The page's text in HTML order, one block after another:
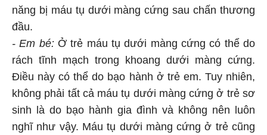
năng bị máu tụ dưới màng cứng sau chấn thương
đầu.
- Em bé:Ở trẻ máu tụ dưới màng cứng có thể do
rách tĩnh mạch trong khoang dưới màng cứng.
Điều này có thể do bạo hành ở trẻ em. Tuy nhiên,
không phải tất cả máu tụ dưới màng cứng ở trẻ sơ
sinh là do bạo hành gia đình và không nên luôn
nghĩ như vậy. Máu tụ dưới màng cứng ở trẻ cũng